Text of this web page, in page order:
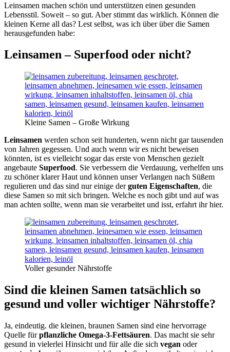
Leinsamen machen schön und unterstützen einen gesunden
Lebensstil. Soweit – so gut. Aber stimmt das wirklich. Können die
kleinen Kerne all das? Lest selbst, was ich über über die Samen
herausgefunden habe:
Leinsamen – Superfood oder nicht?
Kleine Samen – Große Wirkung
Leinsamen werden schon seit hunderten, wenn nicht gar tausenden
von Jahren gegessen. Und auch wenn wir es nicht beweisen
könnten, ist es vielleicht sogar das erste von Menschen gezielt
angebaute Superfood. Sie verbessern die Verdauung, verhelfen uns
zu schöner klarer Haut und können unser Verlangen nach Süßem
regulieren und das sind nur einige derguten Eigenschaften, die
diese Samen so mit sich bringen. Welche es noch gibt und auf was
man achten sollte, wenn man sie verarbeitet und isst, erfahrt ihr hier.
Voller gesunder Nährstoffe
Sind die kleinen Samen tatsächlich so
gesund und voller wichtiger Nährstoffe?
Ja, eindeutig. die kleinen, braunen Samen sind eine hervorrage
Quelle fürpflanzliche Omega-3-Fettsäuren. Das macht sie sehr
gesund in vielerlei Hinsicht und für alle die sich vegan oder